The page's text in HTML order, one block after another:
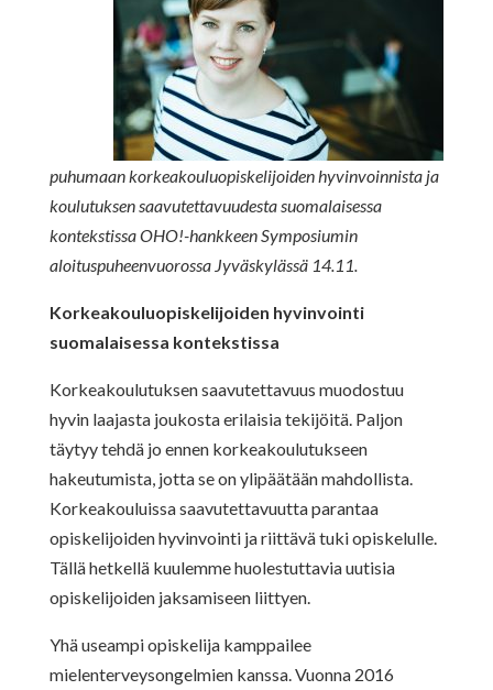
puhumaan korkeakouluopiskelijoiden hyvinvoinnista ja
koulutuksen saavutettavuudesta suomalaisessa
kontekstissa OHO!-hankkeen Symposiumin
aloituspuheenvuorossa Jyväskylässä 14.11.
Korkeakouluopiskelijoiden hyvinvointi
suomalaisessa kontekstissa
Korkeakoulutuksen saavutettavuus muodostuu
hyvin laajasta joukosta erilaisia tekijöitä. Paljon
täytyy tehdä jo ennen korkeakoulutukseen
hakeutumista, jotta se on ylipäätään mahdollista.
Korkeakouluissa saavutettavuutta parantaa
opiskelijoiden hyvinvointi ja riittävä tuki opiskelulle.
Tällä hetkellä kuulemme huolestuttavia uutisia
opiskelijoiden jaksamiseen liittyen.
Yhä useampi opiskelija kamppailee
mielenterveysongelmien kanssa. Vuonna 2016